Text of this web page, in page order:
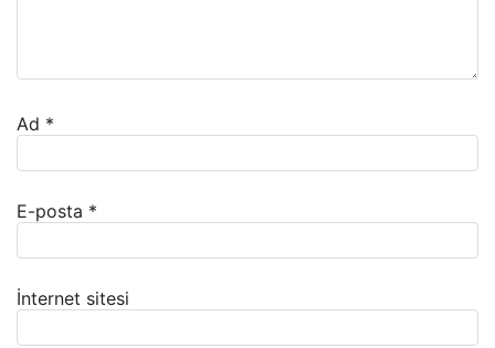
Ad *
E-posta *
İnternet sitesi